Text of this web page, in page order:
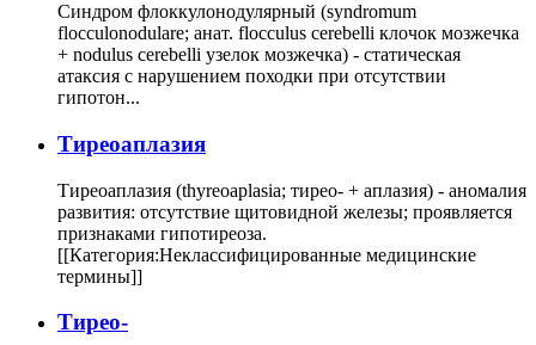
Синдром флоккулонодулярный (syndromum
flocculonodulare; анат. flocculus cerebelli клочок мозжечка
+ nodulus cerebelli узелок мозжечка) - статическая
атаксия с нарушением походки при отсутствии
гипотон...
Тиреоаплазия
Тиреоаплазия (thyreoaplasia; тирео- + аплазия) - аномалия
развития: отсутствие щитовидной железы; проявляется
признаками гипотиреоза.
[[Категория:Неклассифицированные медицинские
термины]]
Тирео-